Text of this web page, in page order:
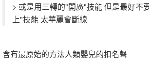
> 或是用三轉的"開廣"技能 但是最好不
上"技能 太華麗會斷線
含有最原始的方法人類嬰兒的扣名聲